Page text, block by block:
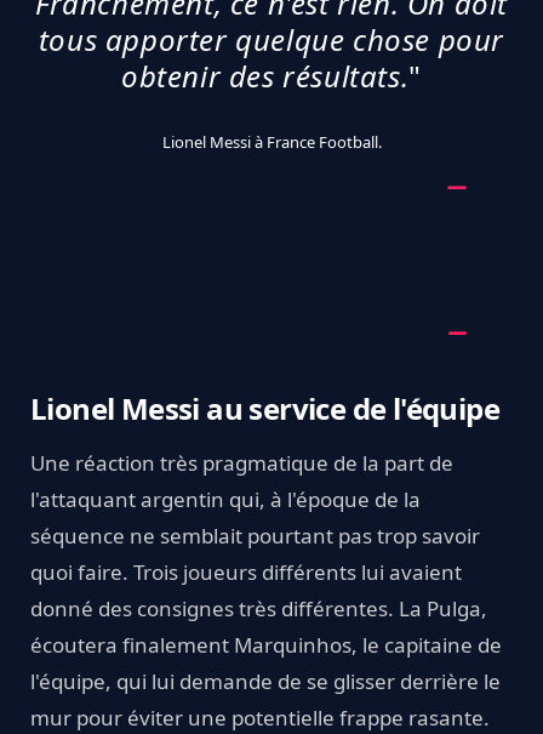
tous apporter quelque chose pour
obtenir des résultats."
Lionel Messi à France Football.
Lionel Messi au service de l'équipe
Une réaction très pragmatique de la part de
l'attaquant argentin qui, à l'époque de la
séquence ne semblait pourtant pas trop savoir
quoi faire. Trois joueurs différents lui avaient
donné des consignes très différentes. La Pulga,
écoutera finalement Marquinhos, le capitaine de
l'équipe, qui lui demande de se glisser derrière le
mur pour éviter une potentielle frappe rasante.